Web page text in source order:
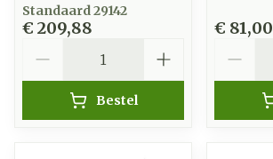
Standaard 29142
€ 209,88
Bestel
€ 81,00